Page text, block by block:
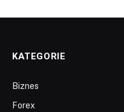
KATEGORIE
Biznes
Forex